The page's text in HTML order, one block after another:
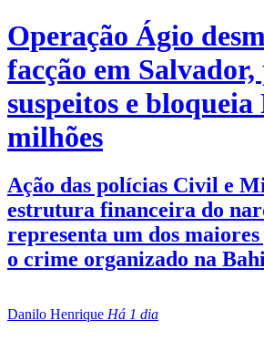
Operação Ágio
facção em Salvador,
suspeitos e bloqueia
milhões
Ação das polícias Civil e
estrutura financeira do
representa um dos
o crime organizado na
Danilo Henrique Há 1 dia